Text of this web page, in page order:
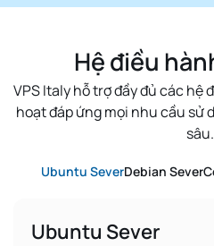
Hệ điều
VPS Italy hỗ trợ đầy đủ các hệ
hoạt đáp ứng mọi nhu cầu sử
sâu.
Ubuntu SeverDebian Sever
Ubuntu Sever